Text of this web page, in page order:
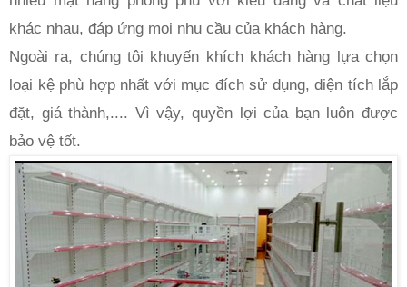
khác nhau, đáp ứng mọi nhu cầu của khách hàng.
Ngoài ra, chúng tôi khuyến khích khách hàng lựa chọn
loại kệ phù hợp nhất với mục đích sử dụng, diện tích lắp
đặt, giá thành,.... Vì vậy, quyền lợi của bạn luôn được
bảo vệ tốt.